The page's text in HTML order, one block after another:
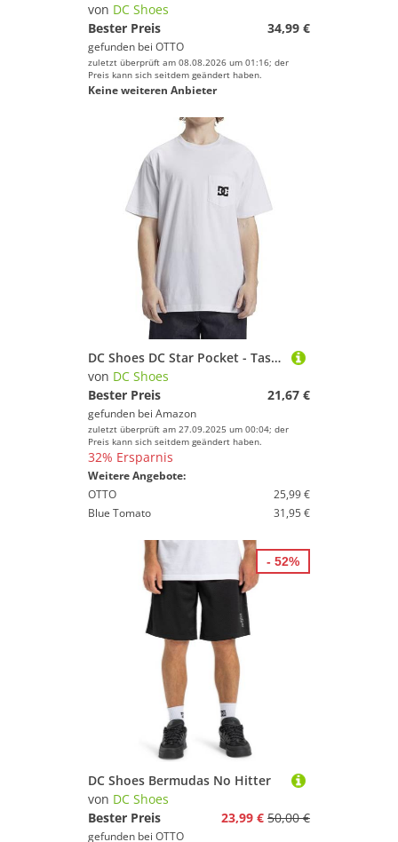
von DC Shoes
Bester Preis
34,99 €
gefunden bei OTTO
zuletzt überprüft am 08.08.2026 um 01:16; der
Preis kann sich seitdem geändert haben.
Keine weiteren Anbieter
DC Shoes DC Star Pocket - Taschen-T-Shirt für Männer
von DC Shoes
Bester Preis
21,67 €
gefunden bei Amazon
zuletzt überprüft am 27.09.2025 um 00:04; der
Preis kann sich seitdem geändert haben.
32% Ersparnis
Weitere Angebote:
OTTO
25,99 €
Blue Tomato
31,95 €
DC Shoes Bermudas No Hitter
von DC Shoes
Bester Preis
23,99 € 50,00 €
gefunden bei OTTO
- 52%